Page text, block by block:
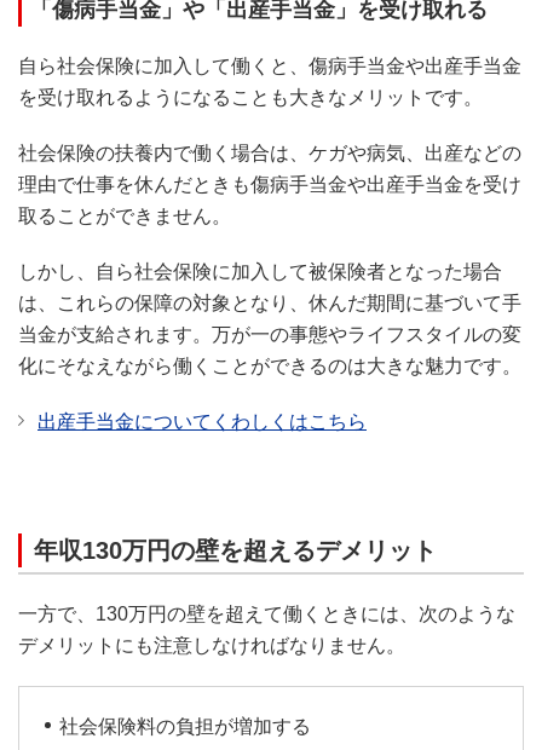
「傷病手当金」や「出産手当金」を受け取れる
自ら社会保険に加入して働くと、傷病手当金や出産手当金
を受け取れるようになることも大きなメリットです。
社会保険の扶養内で働く場合は、ケガや病気、出産などの
理由で仕事を休んだときも傷病手当金や出産手当金を受け
取ることができません。
しかし、自ら社会保険に加入して被保険者となった場合
は、これらの保障の対象となり、休んだ期間に基づいて手
当金が支給されます。万が一の事態やライフスタイルの変
化にそなえながら働くことができるのは大きな魅力です。
出産手当金についてくわしくはこちら
年収130万円の壁を超えるデメリット
一方で、130万円の壁を超えて働くときには、次のような
デメリットにも注意しなければなりません。
社会保険料の負担が増加する